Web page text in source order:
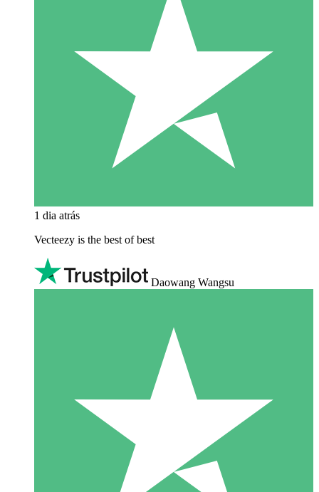
1 dia atrás
Vecteezy is the best of best
Daowang Wangsu